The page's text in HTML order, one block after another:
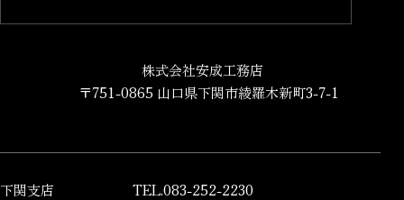
株式会社安成工務店
〒751-0865 山口県下関市綾羅木新町3-7-1
下関支店
TEL.083-252-2230